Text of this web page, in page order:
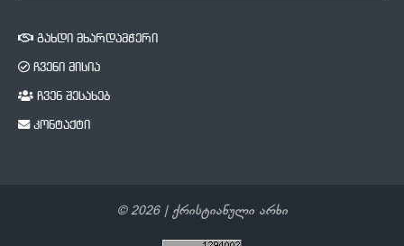
გახდი მხარდამჭერი
ჩვენი მისია
ჩვენ შესახებ
კონტაქტი
©2026| ქრისტიანული არხი